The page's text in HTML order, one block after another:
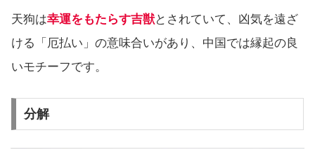
天狗は幸運をもたらす吉獣とされていて、凶気を遠ざ
ける「厄払い」の意味合いがあり、中国では縁起の良
いモチーフです。
分解